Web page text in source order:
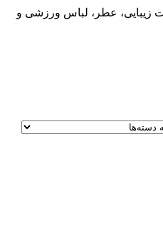
زیبایی، عطر، لباس ورزشی و